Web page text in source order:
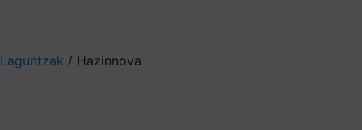
Laguntzak / Hazinnova